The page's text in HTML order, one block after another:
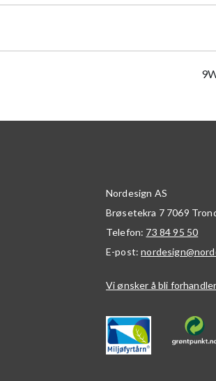
Nordesign AS
Brøsetekra 7 7069
Telefon: 73 84 95 50
E-post:
Vi ønsker å bli forhandler